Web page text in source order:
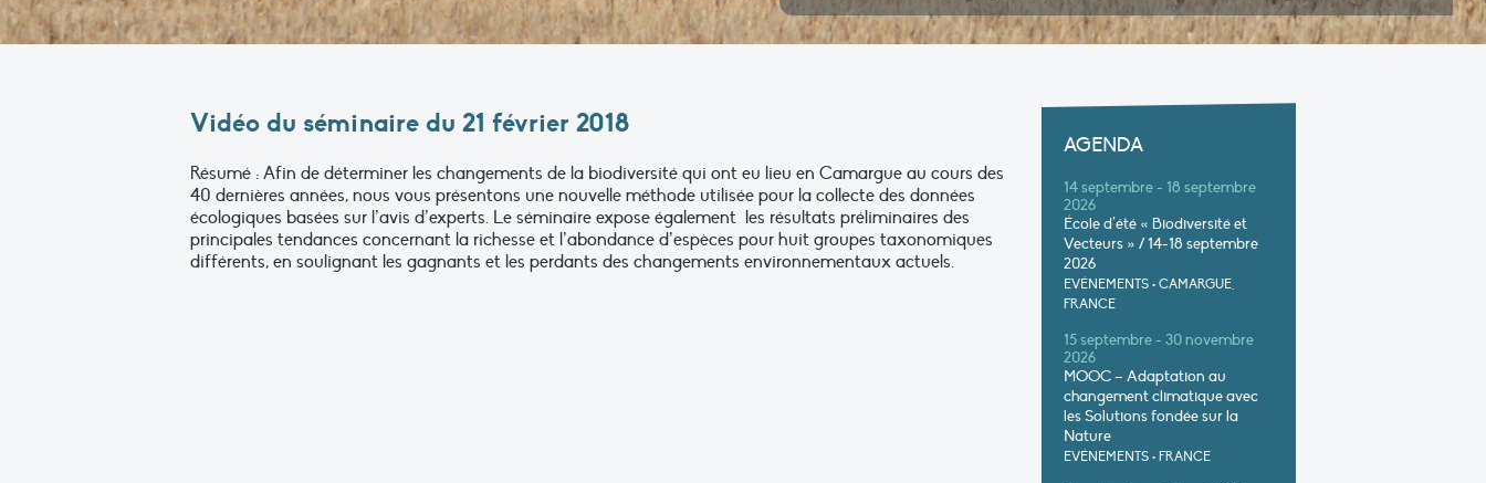
Vidéo du séminaire du 21 février 2018
Résumé : Afin de déterminer les changements de la biodiversité qui ont eu lieu en Camargue au cours des
40 dernières années, nous vous présentons une nouvelle méthode utilisée pour la collecte des données
écologiques basées sur l’avis d’experts. Le séminaire expose également les résultats préliminaires des
principales tendances concernant la richesse et l’abondance d’espèces pour huit groupes taxonomiques
différents, en soulignant les gagnants et les perdants des changements environnementaux actuels.
AGENDA
14 septembre - 18 septembre
2026
École d’été « Biodiversité et
Vecteurs » / 14-18 septembre
2026
EVÉNEMENTS • CAMARGUE,
FRANCE
15 septembre - 30 novembre
2026
MOOC – Adaptation au
changement climatique avec
les Solutions fondée sur la
Nature
EVÉNEMENTS • FRANCE